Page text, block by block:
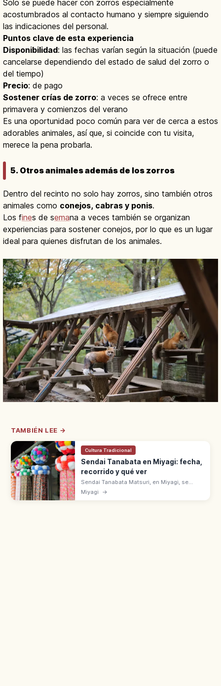
Solo se puede hacer con zorros especialmente
acostumbrados al contacto humano y siempre siguiendo
las indicaciones del personal.
Puntos clave de esta experiencia
Disponibilidad: las fechas varían según la situación (puede
cancelarse dependiendo del estado de salud del zorro o
del tiempo)
Precio: de pago
Sostener crías de zorro: a veces se ofrece entre
primavera y comienzos del verano
Es una oportunidad poco común para ver de cerca a estos
adorables animales, así que, si coincide con tu visita,
merece la pena probarla.
5. Otros animales además de los zorros
Dentro del recinto no solo hay zorros, sino también otros
animales como conejos, cabras y ponis.
Los fines de semana a veces también se organizan
experiencias para sostener conejos, por lo que es un lugar
ideal para quienes disfrutan de los animales.
TAMBIÉN LEE →
Cultura Tradicional
Sendai Tanabata en Miyagi: fecha,
recorrido y qué ver
Sendai Tanabata Matsuri, en Miyagi, se
celebra del 6 al 8 de agosto. Decoraciones
de bambú en las galerías comerciales.
Miyagi →